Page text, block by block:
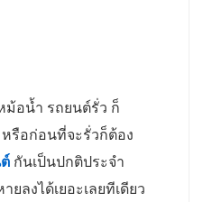
ม้อน้ำ รถยนต์รั่ว ก็
รือก่อนที่จะรั่วก็ต้อง
กันเป็นปกติประจำ
ยลงได้เยอะเลยทีเดียว